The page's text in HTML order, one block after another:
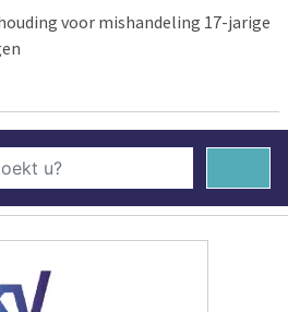
voor mishandeling 17-jarige